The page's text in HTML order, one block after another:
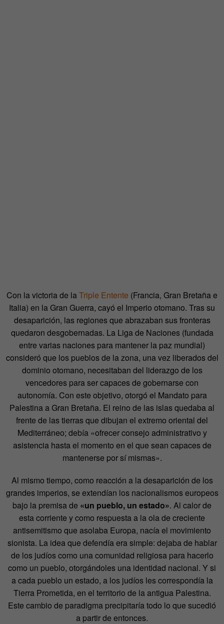
Con la victoria de laTriple Entente (Francia, Gran Bretaña e
Italia) en la Gran Guerra, cayó el Imperio otomano. Tras su
desaparición, las regiones que abrazaban sus fronteras
quedaron desgobernadas. La Liga de Naciones (fundada
entre varias naciones para mantener la paz mundial)
consideró que los pueblos de la zona, una vez liberados del
dominio otomano, necesitaban del liderazgo de los
vencedores para ser capaces de gobernarse con
autonomía. Con este objetivo, otorgó el Mandato para
Palestina a Gran Bretaña. El reino de las islas quedaba al
frente de las tierras que dibujan el extremo oriental del
Mediterráneo; debía «ofrecer consejo administrativo y
asistencia hasta el momento en el que sean capaces de
mantenerse por sí mismas».
Al mismo tiempo, como reacción a la desaparición de los
grandes imperios, se extendían los nacionalismos europeos
bajo la premisa de «un pueblo, un estado». Al calor de
esta corriente y como respuesta a la ola de creciente
antisemitismo que asolaba Europa, nacía el movimiento
sionista. La idea que defendía era simple: dejaba de hablar
de los judíos como una comunidad religiosa para hacerlo
como un pueblo, otorgándoles una identidad nacional. Y si
a cada pueblo un estado, a los judíos les correspondía la
Tierra Prometida, en el territorio de la antigua Palestina.
Este cambio de paradigma precipitaría todo lo que sucedió
a partir de entonces.